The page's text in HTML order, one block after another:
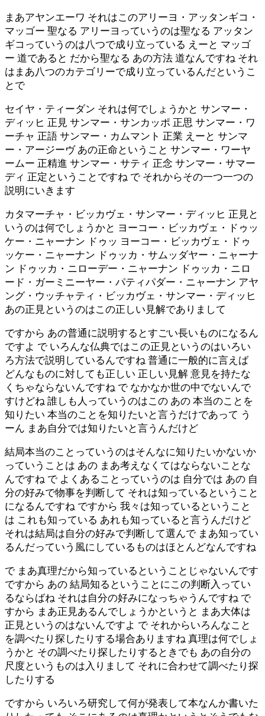
まあアヤンエーワ それはこのアリーヨ・アッタンギコ・
マッゴー 聖なる アリーヨっていうのは聖なる アッタン
ギコっていうのは八つで成り立っている えーと マッゴ
ー 道であると だから聖なる あの方法 道なんですね それ
はまあ八つのカテゴリーで成り立っているんだというこ
とで
セイヤ・ティーダン それは何でしょうかと サンマー・
ディッヒ 正見 サンマー・サンカッポ 正思 サンマー・ワ
ーチャ 正語 サンマー・カムマント 正業 えーと サンマ
ー・アージーヴ あの正命ということ サンマー・ワーヤ
ームー 正精進 サンマー・サティ 正念 サンマー・サマー
ディ 正定ということですね で それからその一つ一つの
説明にいきます
カタマーチャ・ビッカヴェ・サンマー・ディッヒ 正見と
いうのは何でしょうかと ヨーコー・ビッカヴェ・ドゥッ
ケー・ニャーナン ドゥッ ヨーコー・ビッカヴェ・ドゥ
ッケー・ニャーナン ドゥッカ・サムッダヤー・ニャーナ
ン ドゥッカ・ニローデー・ニャーナン ドゥッカ・ニロ
ード・ガーミニーヤー・パティパダー・ニャーナン アヤ
ング・ウッチャティ・ビッカヴェ・サンマー・ディッヒ
あの正見というのはこの正しい見解でありまして
ですから あの普通に説明するとすごい長いものになるん
ですよ で いろんな仏典ではこの正見というのはいろい
ろ方法で説明しているんですね 普通に一般的に言えば
どんなものに対しても正しい 正しい見解 意見を持たな
くちゃならないんですね で なかなか世の中でないんで
すけどね 誰しも人っていうのはこの あの 本当のことを
知りたい 本当のことを知りたいと言うだけであって う
ーん まあ自分では知りたいと言うんだけど
結局本当のことっていうのはそんなに知りたいかないか
っていうことは あの まあ考えなくてはならないことな
んですね で よくあることっていうのは 自分では あの 自
分の好みで物事を判断して それは知っているということ
になるんですね ですから 我々は知っているということ
は これも知っている あれも知っていると言うんだけど
それは結局は自分の好みで判断して選んで まあ知ってい
るんだっていう風にしているものはほとんどなんですね
で まあ真理だから知っているということじゃないんです
ですから あの 結局知るということにこの判断入ってい
るならばね それは自分の好みになっちゃうんですね で
すから まあ正見あるんでしょうかというと まあ大体は
正見というのはないんですよ で それからいろんなこと
を調べたり探したりする場合ありますね 真理は何でしょ
うかと その調べたり探したりするときでも あの自分の
尺度というものは入りまして それに合わせて調べたり探
したりする
ですから いろいろ研究して何が発表して本なんか書いた